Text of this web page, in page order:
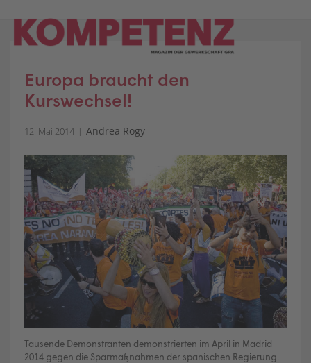
content
Europa braucht den
Kurswechsel!
12. Mai 2014 Andrea Rogy
Tausende Demonstranten demonstrierten im April in Madrid
2014 gegen die Sparmaßnahmen der spanischen Regierung.